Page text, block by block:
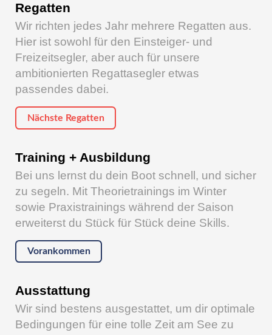
Regatten
Wir richten jedes Jahr mehrere Regatten aus.
Hier ist sowohl für den Einsteiger- und
Freizeitsegler, aber auch für unsere
ambitionierten Regattasegler etwas
passendes dabei.
Nächste Regatten
Training + Ausbildung
Bei uns lernst du dein Boot schnell, und sicher
zu segeln. Mit Theorietrainings im Winter
sowie Praxistrainings während der Saison
erweiterst du Stück für Stück deine Skills.
Vorankommen
Ausstattung
Wir sind bestens ausgestattet, um dir optimale
Bedingungen für eine tolle Zeit am See zu